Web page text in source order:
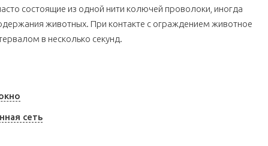
состоящие из одной нити колючей проволоки, иногда
животных. При контакте с ограждением животное
в несколько секунд.
сеть